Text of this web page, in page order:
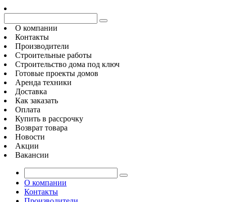
О компании
Контакты
Производители
Строительные работы
Строительство дома под ключ
Готовые проекты домов
Аренда техники
Доставка
Как заказать
Оплата
Купить в рассрочку
Возврат товара
Новости
Акции
Вакансии
О компании
Контакты